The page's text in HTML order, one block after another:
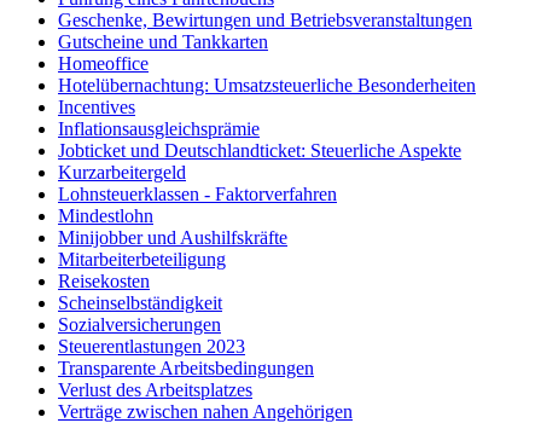
Geschenke, Bewirtungen und Betriebsveranstaltungen
Gutscheine und Tankkarten
Homeoffice
Hotelübernachtung: Umsatzsteuerliche Besonderheiten
Incentives
Inflationsausgleichsprämie
Jobticket und Deutschlandticket: Steuerliche Aspekte
Kurzarbeitergeld
Lohnsteuerklassen - Faktorverfahren
Mindestlohn
Minijobber und Aushilfskräfte
Mitarbeiterbeteiligung
Reisekosten
Scheinselbständigkeit
Sozialversicherungen
Steuerentlastungen 2023
Transparente Arbeitsbedingungen
Verlust des Arbeitsplatzes
Verträge zwischen nahen Angehörigen